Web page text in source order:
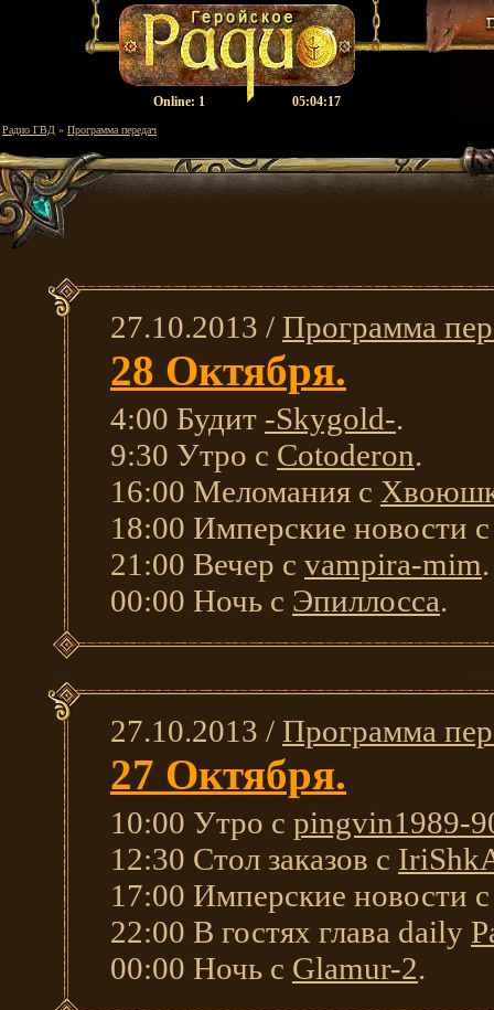
Оnline: 1 05:04:18
Радио ГВД » Программа передач
27.10.2013 / Программа
28 Октября.
4:00 Будит -Skygold-.
9:30 Утро с Cotoderon.
16:00 Меломания с
18:00 Имперские новости
21:00 Вечер с vampira-mim.
00:00 Ночь с Эпиллосса.
27.10.2013 / Программа
27 Октября.
10:00 Утро с pingvin1989-
12:30 Стол заказов с
17:00 Имперские новости
22:00 В гостях глава daily
00:00 Ночь с Glamur-2.